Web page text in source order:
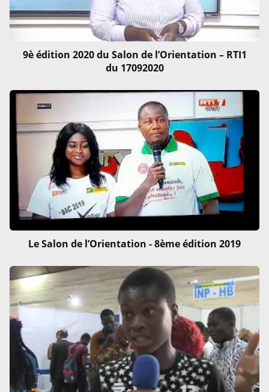
9è édition 2020 du Salon de l’Orientation – RTI1
du 17092020
Le Salon de l’Orientation - 8ème édition 2019